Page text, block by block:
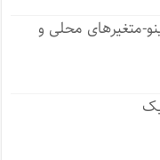
متغیرهای محلی و